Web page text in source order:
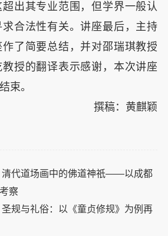
出其专业范围，但学界一般认
合法性有关。讲座最后，主持
了简要总结，并对邵瑞琪教授
授的翻译表示感谢，本次讲座
束。
撰稿：黄麒颖
清代道场画中的佛道神祇——以成都
察
规与礼俗：以《童贞修规》为例再